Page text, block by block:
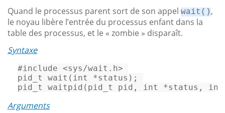
Quand le processus parent sort de son appel wait() ,
le noyau libère l’entrée du processus enfant dans la
table des processus, et le « zombie » disparaît.
Syntaxe
#include <sys/wait.h>
pid_t
wait ( int *status)
pid_t
waitpid ( pid_t pid, int *status, int
Arguments